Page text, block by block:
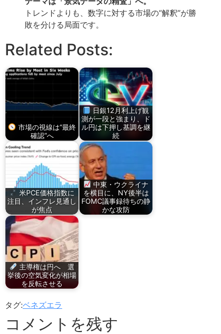
トレンドよりも、数字に対する市場の“解釈”が勝
敗を分ける局面です。
Related Posts:
市場の視線は“最終
確認”へ
日銀12月利上げ観
測が一段と強まり、ド
ル円は下押し基調を継
続
米PCE価格指数に
注目、インフレ見通し
が焦点
中東・ウクライナ
を横目に、NY後半は
FOMC議事録待ちの静
かな攻防
主導権は円へ 選
挙後の空気変化が相場
を反転させる
タグ:ベネズエラ
コメントを残す